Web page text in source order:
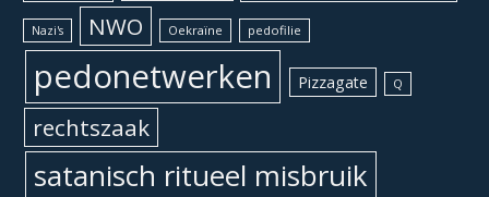
Nazi's NWO Oekraïne pedofilie
pedonetwerken Pizzagate Q
rechtszaak
satanisch ritueel misbruik